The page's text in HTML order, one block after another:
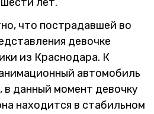
что пострадавшей во
девочке
из Краснодара. К
автомобиль
в данный момент девочку
находится в стабильном